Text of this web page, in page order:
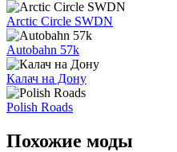
Arctic Circle SWDN
Autobahn 57k
Калач на Дону
Polish Roads
Похожие моды